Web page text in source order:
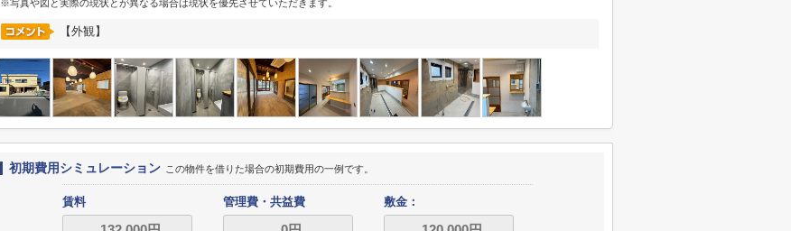
※写真や図と実際の現状とが異なる場合は現状を優先させていただきます。
【外観】
初期費用シミュレーション この物件を借りた場合の初期費用の一例です。
賃料 管理費・共益費 敷金：